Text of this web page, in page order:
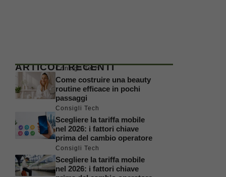
ARTICOLI RECENTI
Consigli Tech
Come costruire una beauty
routine efficace in pochi
passaggi
Consigli Tech
Scegliere la tariffa mobile
nel 2026: i fattori chiave
prima del cambio operatore
Consigli Tech
Scegliere la tariffa mobile
nel 2026: i fattori chiave